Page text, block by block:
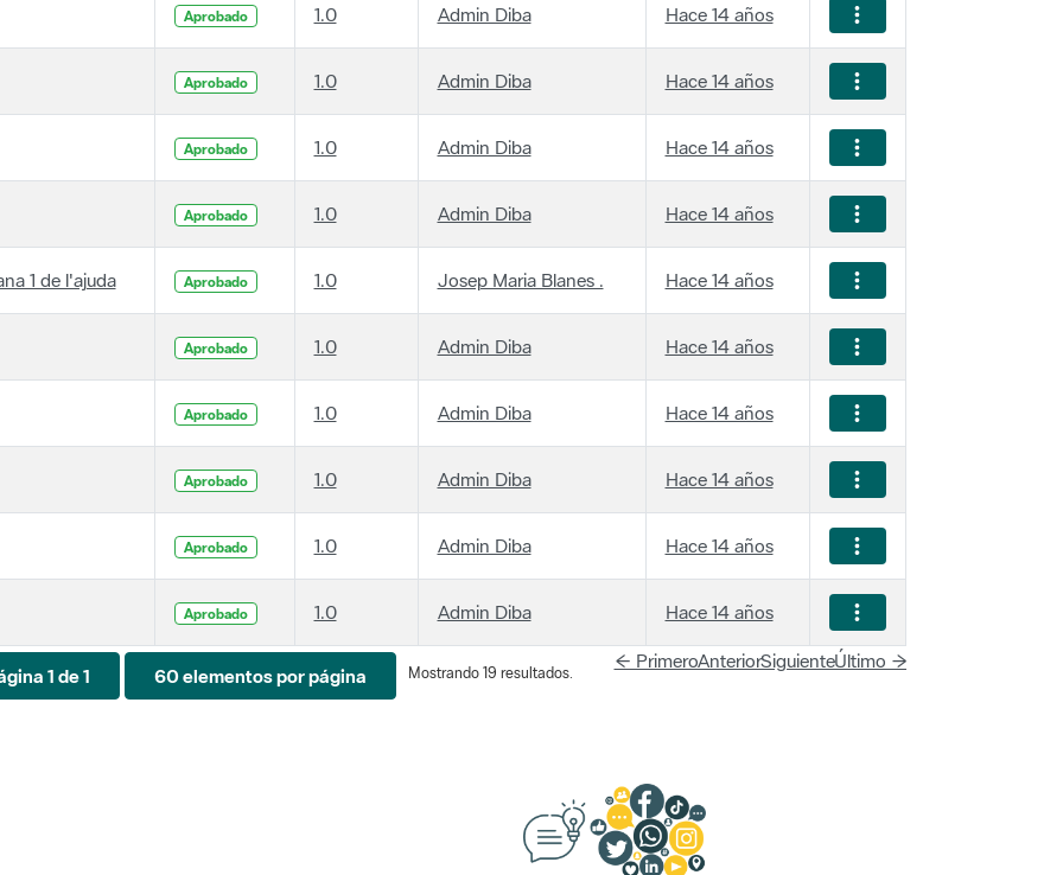
1.0 Admin Diba Hace 14 años
Aprobado 1.0 Admin Diba Hace 14 años
1.0 Admin Diba Hace 14 años
1 de l'ajuda Aprobado 1.0 Josep Maria Blanes . Hace 14 años
1.0 Admin Diba Hace 14 años
Aprobado 1.0 Admin Diba Hace 14 años
1.0 Admin Diba Hace 14 años
Aprobado 1.0 Admin Diba Hace 14 años
1.0 Admin Diba Hace 14 años
1 de 1 60 elementos por página Mostrando 19 resultados.
SiguienteÚltimo →